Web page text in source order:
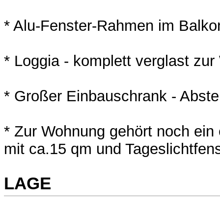
* Alu-Fenster-Rahmen im
* Loggia - komplett verglast zur
* Großer Einbauschrank -
* Zur Wohnung gehört noch
mit ca.15 qm und
LAGE